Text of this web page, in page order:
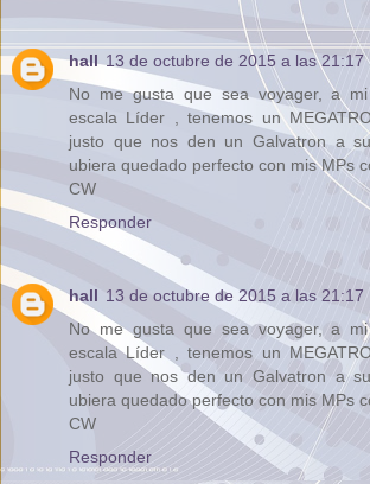
hall 13 de octubre de 2015 a las 21:17
No me gusta que sea voyager, a
escala Líder , tenemos un
justo que nos den un Galvatron a
ubiera quedado perfecto con mis MPs
CW
Responder
hall 13 de octubre de 2015 a las 21:17
No me gusta que sea voyager, a
escala Líder , tenemos un
justo que nos den un Galvatron a
ubiera quedado perfecto con mis MPs
CW
Responder